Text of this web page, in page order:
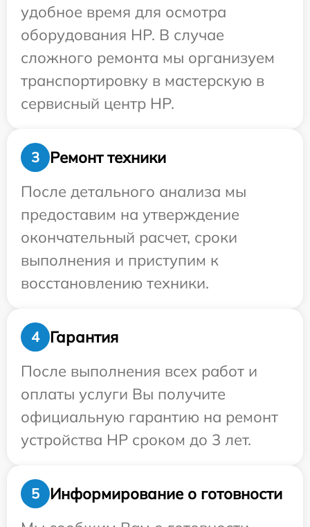
удобное время для осмотра
оборудования HP. В случае
сложного ремонта мы организуем
транспортировку в мастерскую в
сервисный центр HP.
3
Ремонт техники
После детального анализа мы
предоставим на утверждение
окончательный расчет, сроки
выполнения и приступим к
восстановлению техники.
4
Гарантия
После выполнения всех работ и
оплаты услуги Вы получите
официальную гарантию на ремонт
устройства HP сроком до 3 лет.
5
Информирование о готовности